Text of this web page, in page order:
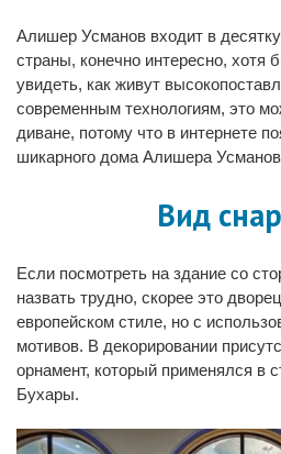
Алишер Усманов входит в
страны, конечно интересно, хотя
увидеть, как живут
современным технологиям, это
диване, потому что в интернете
шикарного дома Алишера
Вид
Если посмотреть на здание со
назвать трудно, скорее это
европейском стиле, но с
мотивов. В декорировании
орнамент, который применялся в
Бухары.